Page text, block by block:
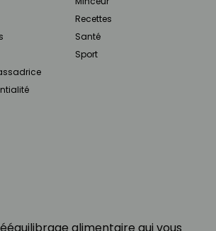
alimentaire qui vous
Recettes
Santé
Sport